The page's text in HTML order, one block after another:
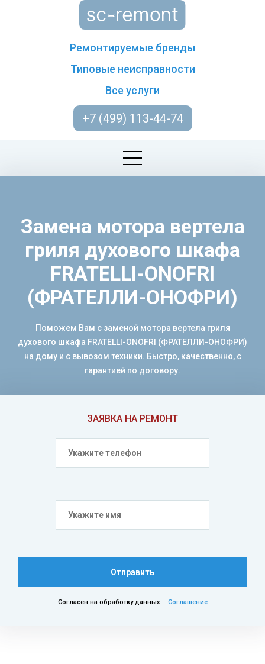
Ремонтируемые бренды
Типовые неисправности
Все услуги
+7 (499) 113-44-74
ЗАЯВКА НА РЕМОНТ
Отправить
Согласен на обработку данных. Соглашение
Замена мотора вертела
гриля духового шкафа
FRATELLI-ONOFRI
(ФРАТЕЛЛИ-ОНОФРИ)
Поможем Вам с заменой мотора вертела гриля
духового шкафа FRATELLI-ONOFRI (ФРАТЕЛЛИ-ОНОФРИ)
на дому и с вывозом техники. Быстро, качественно, с
гарантией по договору.